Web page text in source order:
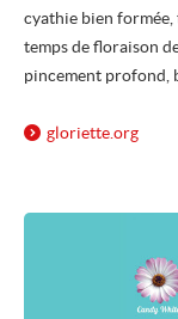
cyathie bien formée,
temps de floraison
pincement profond,
gloriette.org